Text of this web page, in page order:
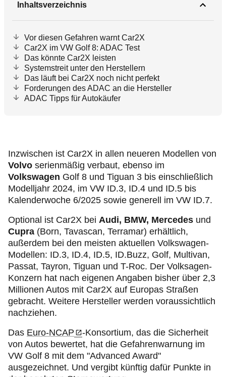
Inhaltsverzeichnis
Vor diesen Gefahren warnt Car2X
Car2X im VW Golf 8: ADAC Test
Das könnte Car2X leisten
Systemstreit unter den Herstellern
Das läuft bei Car2X noch nicht perfekt
Forderungen des ADAC an die Hersteller
ADAC Tipps für Autokäufer
Inzwischen ist Car2X in allen neueren Modellen von
Volvo serienmäßig verbaut, ebenso im
Volkswagen Golf 8 und Tiguan 3 bis einschließlich
Modelljahr 2024, im VW ID.3, ID.4 und ID.5 bis
Kalenderwoche 6/2025 sowie generell im VW ID.7.
Optional ist Car2X bei Audi, BMW, Mercedes und
Cupra (Born, Tavascan, Terramar) erhältlich,
außerdem bei den meisten aktuellen Volkswagen-
Modellen: ID.3, ID.4, ID.5, ID.Buzz, Golf, Multivan,
Passat, Tayron, Tiguan und T-Roc. Der Volksagen-
Konzern hat nach eigenen Angaben bisher über 2,3
Millionen Autos mit Car2X auf Europas Straßen
gebracht. Weitere Hersteller werden voraussichtlich
nachziehen.
Das Euro-NCAP
-Konsortium, das die Sicherheit
von Autos bewertet, hat die Gefahrenwarnung im
VW Golf 8 mit dem "Advanced Award"
ausgezeichnet. Und vergibt künftig dafür Punkte in